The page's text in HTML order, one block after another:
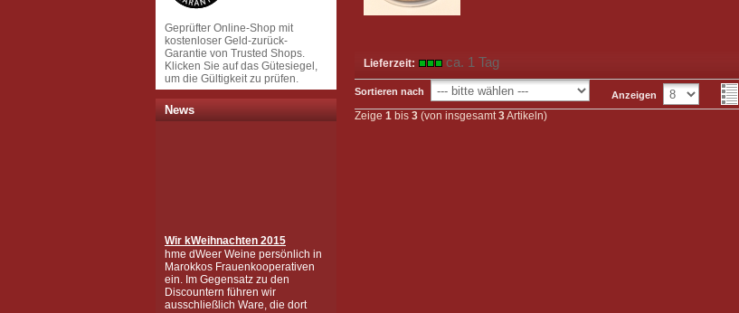
Lieferzeit: ca. 1 Tag
Sortieren nach Anzeigen
Zeige 1 bis 3 (von insgesamt3Artikeln)
Geprüfter Online-Shop mit
kostenloser Geld-zurück-
Garantie von Trusted Shops.
Klicken Sie auf das Gütesiegel,
um die Gültigkeit zu prüfen.
News
hme dWeer Weine persönlich in
Marokkos Frauenkooperativen
ein. Im Gegensatz zu den
Discountern führen wir
ausschließlich Ware, die dort
gesammelt und hergestellt